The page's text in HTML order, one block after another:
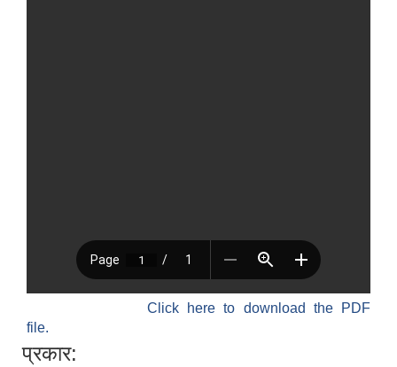
Click here to download the PDF
file.
प्रकार: